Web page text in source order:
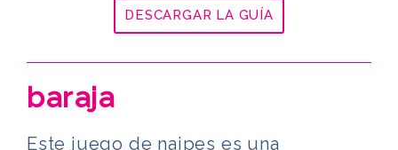
DESCARGAR LA GUÍA
baraja
Este juego de naipes es una